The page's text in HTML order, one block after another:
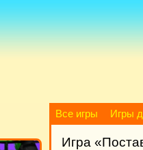
Все игры Игры
Игра